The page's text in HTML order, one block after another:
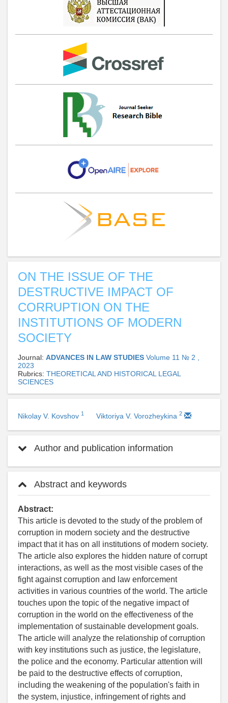
ON THE ISSUE OF THE
DESTRUCTIVE IMPACT OF
CORRUPTION ON THE
INSTITUTIONS OF MODERN
SOCIETY
Journal: ADVANCES IN LAW STUDIES Volume 11 № 2 ,
2023
Rubrics: THEORETICAL AND HISTORICAL LEGAL
SCIENCES
Nikolay V. Kovshov 1 Viktoriya V. Vorozheykina 2
Author and publication information
Abstract and keywords
Abstract:
This article is devoted to the study of the problem of
corruption in modern society and the destructive
impact that it has on all institutions of modern society.
The article also explores the hidden nature of corrupt
interactions, as well as the most visible cases of the
fight against corruption and law enforcement
activities in various countries of the world. The article
touches upon the topic of the negative impact of
corruption in the world on the effectiveness of the
implementation of sustainable development goals.
The article will analyze the relationship of corruption
with key institutions such as justice, the legislature,
the police and the economy. Particular attention will
be paid to the destructive effects of corruption,
including the weakening of the population's faith in
the system, injustice, infringement of rights and